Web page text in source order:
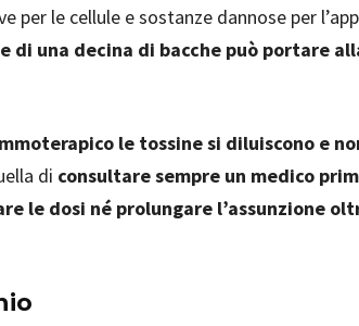
per le cellule e sostanze dannose per
di una decina di bacche può portare
le tossine si diluiscono e
di consultare sempre un medico
le dosi né prolungare l’assunzione